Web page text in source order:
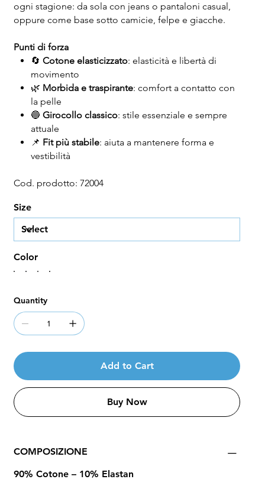
ogni stagione: da sola con jeans o pantaloni casual,
oppure come base sotto camicie, felpe e giacche.
Punti di forza
🔄 Cotone elasticizzato: elasticità e libertà di
movimento
🌿 Morbida e traspirante: comfort a contatto con
la pelle
🔵 Girocollo classico: stile essenziale e sempre
attuale
📌 Fit più stabile: aiuta a mantenere forma e
vestibilità
Cod. prodotto: 72004
Size
Color
Quantity
Add to Cart
Buy Now
COMPOSIZIONE
90% Cotone – 10% Elastan